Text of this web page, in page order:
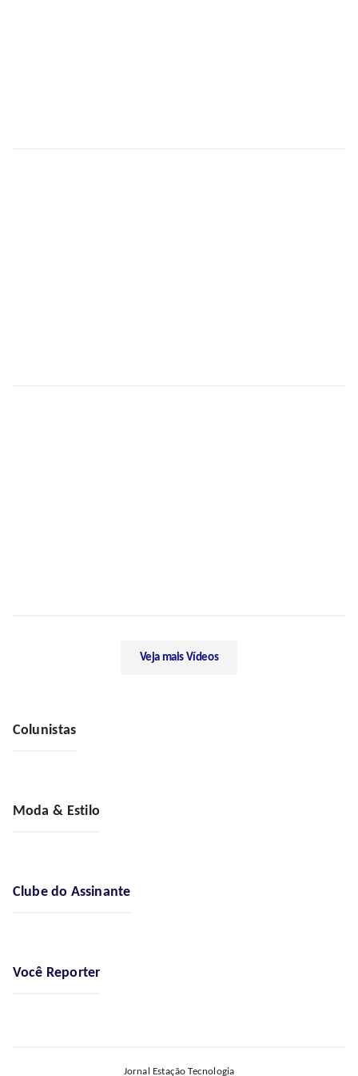
Veja mais Vídeos
Colunistas
Moda & Estilo
Clube do Assinante
Você Reporter
Jornal Estação Tecnologia